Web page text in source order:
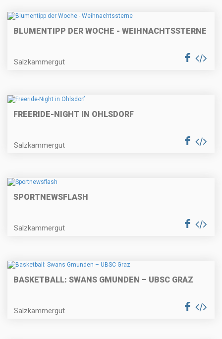
BLUMENTIPP DER WOCHE - WEIHNACHTSSTERNE
Salzkammergut
FREERIDE-NIGHT IN OHLSDORF
Salzkammergut
SPORTNEWSFLASH
Salzkammergut
BASKETBALL: SWANS GMUNDEN – UBSC GRAZ
Salzkammergut